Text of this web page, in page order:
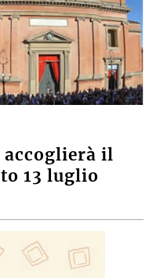
accoglierà il
13 luglio